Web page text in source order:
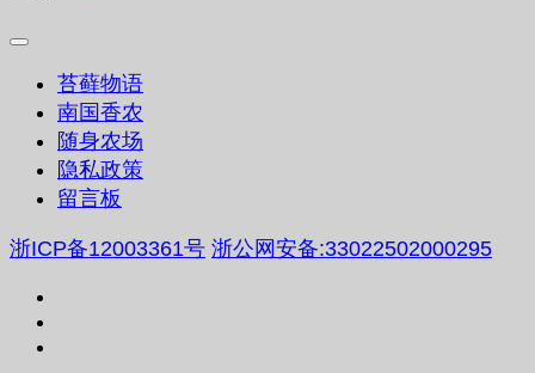
苔藓物语
南国香农
随身农场
隐私政策
留言板
浙ICP备12003361号 浙公网安备:33022502000295